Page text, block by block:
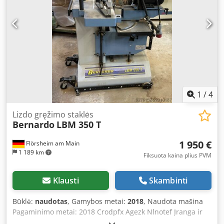
1 /4
Flörsheim am Main
1 189 km
Lizdo gręžimo staklės
Bernardo LBM 350 T
1 950 €
Fiksuota kaina plius PVM
Klausti Skambinti
Būklė: naudotas, Gamybos metai: 2018, Naudota mašina
Pagaminimo metai: 2018 Crodpfx Agezk Nlnotef Įranga ir